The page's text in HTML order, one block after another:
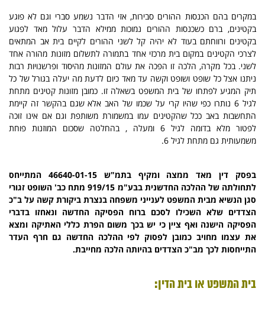
במקרים בהם הכנסות ההורים סבירות, אזי הדבר נשמע סברי וגם לא פוגע
בקטינים, ברם כשכנסות ההורים נמוכות ממילא הדבר עלול מאד לפגוע
בקטינים ורווחתם בעוד לא יהיה קל לשני ההורים לקיים בית אב המתאים
לצרכי הקטינים במקום בית מרכזי אחד בתמורה לתשלום מזונות מהורה אחד
לשני. בכל מקרה, הלכה זו הפכה את עולם המזונות מהיסוד ופרשנויות רבות
ניתנו אצל כל שופט ושופט וקשה עד מאד כיום לדעת מה יעלה בגורל של כל
תיק המגיע לפתחו של בית המשפט בשאלה זו. כמובן מזונות קטינים מתחת
לגיל 6 נותרו כפי שהיו קרי על שכמו של האב אלא שגם בהקשר זה קיימת
התחשבות באב ככל שהקטינים עמו במשמורת משותפת וגם אם אינו זוכה
לפטור מלא בדומה לגיל 6 ומעלה , בהחלטה שסכום המוזנות פוחת
משמעותית גם מתחת לגיל 6.
בפסק דין מאד ממצה ומקיף בתמ"ש 46640-01-15 המתייחס
לתחולתה של ההלכה החדשנית בבע"מ 919/15 מתח כב' השופט זגורי
סגן הנשיא מבית המשפט לענייני משפחה בנצרת ביקורת קשה על ב"כ
הצדדים שלא השכילו לסכם ברוח הפסיקה החדשה ונאחזו בדברי
הפסיקה הישנה ואף ציין כי יש בכך משום הפרת כללי האתיקה ומצא
את עצמו מחויב כמובן לפסוק לפי ההלכה החדשה גם חרף העדר
התייחסות לכך מב"כ הצדדים בהיותה הלכה מחייבת.
בית המשפט או בית הדין: